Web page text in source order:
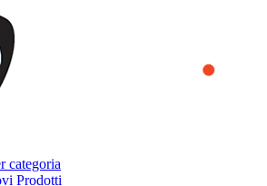
that we provide you the best experience
to browse this website, you accept
help us analyze how the website is used and
To learn more or to find out how
you can access our
categoria
Prodotti